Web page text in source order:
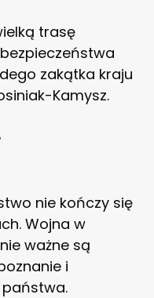
trasę
zakątka kraju
Kamysz.
nie kończy się
Wojna w
ważne są
i